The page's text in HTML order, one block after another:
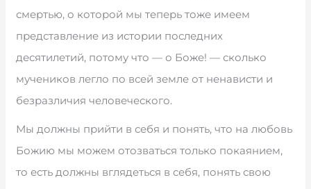
смертью, о которой мы теперь тоже имеем
представление из истории последних
десятилетий, потому что — о Боже! — сколько
мучеников легло по всей земле от ненависти и
безразличия человеческого.
Мы должны прийти в себя и понять, что на любовь
Божию мы можем отозваться только покаянием,
то есть должны вглядеться в себя, понять свою